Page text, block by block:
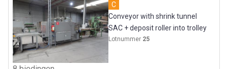
C
Conveyor with shrink tunnel
SAC + deposit roller into trolley
Lotnummer 25